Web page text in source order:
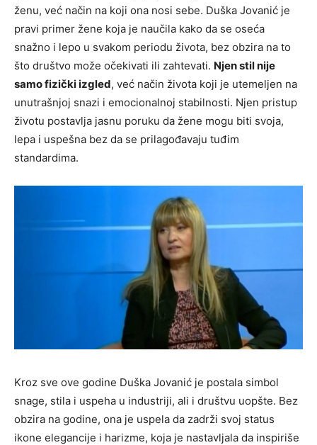
ženu, već način na koji ona nosi sebe. Duška Jovanić je
pravi primer žene koja je naučila kako da se oseća
snažno i lepo u svakom periodu života, bez obzira na to
što društvo može očekivati ili zahtevati. Njen stil nije
samo fizički izgled, već način života koji je utemeljen na
unutrašnjoj snazi i emocionalnoj stabilnosti. Njen pristup
životu postavlja jasnu poruku da žene mogu biti svoja,
lepa i uspešna bez da se prilagođavaju tuđim
standardima.
Kroz sve ove godine Duška Jovanić je postala simbol
snage, stila i uspeha u industriji, ali i društvu uopšte. Bez
obzira na godine, ona je uspela da zadrži svoj status
ikone elegancije i harizme, koja je nastavljala da inspiriše